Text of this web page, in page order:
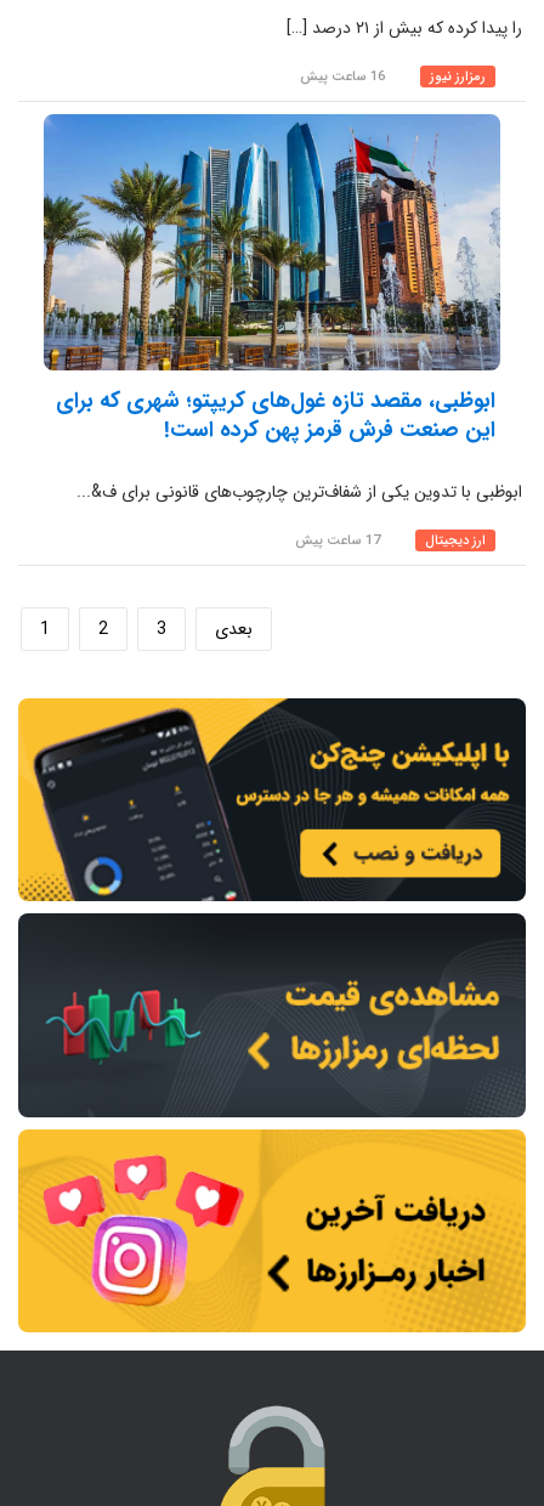
را پیدا کرده که بیش از ۲۱ درصد […]
رمزارز نیوز 16 ساعت پیش
ابوظبی، مقصد تازه غول‌های کریپتو؛ شهری که برای
این صنعت فرش قرمز پهن کرده است!
ابوظبی با تدوین یکی از شفاف‌ترین چارچوب‌های قانونی برای ف&...
ارز دیجیتال 17 ساعت پیش
1 2 3 بعدی